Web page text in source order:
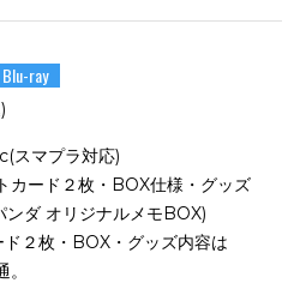
Blu-ray
スマプラ対応)
カード２枚・BOX仕様・グッズ
ダ オリジナルメモBOX)
２枚・BOX・グッズ内容は